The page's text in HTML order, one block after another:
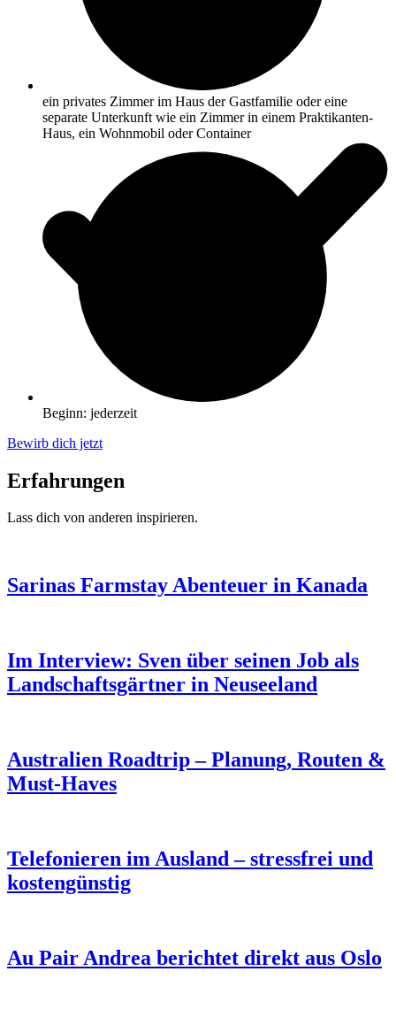
ein privates Zimmer im Haus der Gastfamilie oder eine
separate Unterkunft wie ein Zimmer in einem Praktikanten-
Haus, ein Wohnmobil oder Container
Beginn: jederzeit
Bewirb dich jetzt
Erfahrungen
Lass dich von anderen inspirieren.
Sarinas Farmstay Abenteuer in Kanada
Im Interview: Sven über seinen Job als
Landschaftsgärtner in Neuseeland
Australien Roadtrip – Planung, Routen &
Must-Haves
Telefonieren im Ausland – stressfrei und
kostengünstig
Au Pair Andrea berichtet direkt aus Oslo